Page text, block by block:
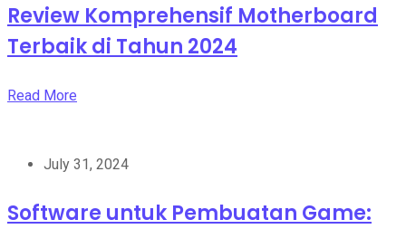
Review Komprehensif Motherboard
Terbaik di Tahun 2024
Read More
July 31, 2024
Software untuk Pembuatan Game: